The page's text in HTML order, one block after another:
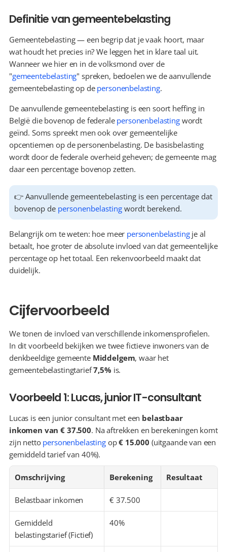
Definitie van gemeentebelasting
Gemeentebelasting — een begrip dat je vaak hoort, maar
wat houdt het precies in? We leggen het in klare taal uit.
Wanneer we hier en in de volksmond over de
"gemeentebelasting" spreken, bedoelen we de aanvullende
gemeentebelasting op de personenbelasting.
De aanvullende gemeentebelasting is een soort heffing in
België die bovenop de federale personenbelasting wordt
geïnd. Soms spreekt men ook over gemeentelijke
opcentiemen op de personenbelasting. De basisbelasting
wordt door de federale overheid geheven; de gemeente mag
daar een percentage bovenop zetten.
👉 Aanvullende gemeentebelasting is een percentage dat
bovenop de personenbelasting wordt berekend.
Belangrijk om te weten: hoe meer personenbelasting je al
betaalt, hoe groter de absolute invloed van dat gemeentelijke
percentage op het totaal. Een rekenvoorbeeld maakt dat
duidelijk.
Cijfervoorbeeld
We tonen de invloed van verschillende inkomensprofielen.
In dit voorbeeld bekijken we twee fictieve inwoners van de
denkbeeldige gemeente Middelgem, waar het
gemeentebelastingtarief 7,5% is.
Voorbeeld 1: Lucas, junior IT-consultant
Lucas is een junior consultant met een belastbaar
inkomen van € 37.500. Na aftrekken en berekeningen komt
zijn netto personenbelasting op € 15.000 (uitgaande van een
gemiddeld tarief van 40%).
Omschrijving Berekening Resultaat
Belastbaar inkomen € 37.500
Gemiddeld
belastingstarief (Fictief)
40%